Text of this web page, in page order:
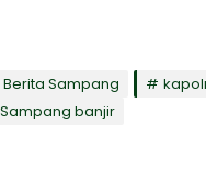
Berita Sampang
Sampang banjir